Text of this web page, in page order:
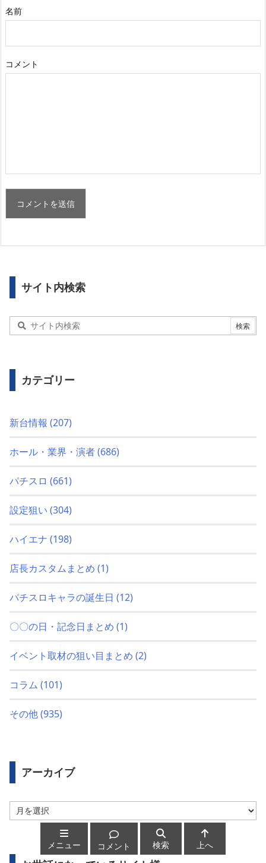
名前
コメント
サイト内検索
カテゴリー
新台情報 (207)
ホール・業界・演者(686)
パチスロ (661)
設定狙い (304)
ハイエナ (198)
店長カスタムまとめ (1)
パチスロキャラの誕生日 (12)
〇〇の日・記念日まとめ (1)
イベント取材の狙い目まとめ (2)
コラム (101)
その他(935)
アーカイブ
ー
ブ
メニュー コメント 検索 上へ